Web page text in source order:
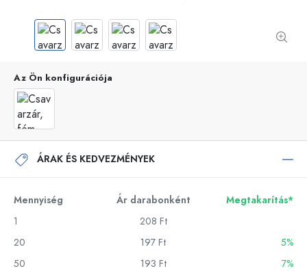
Az Ön konfigurációja
ÁRAK ÉS KEDVEZMÉNYEK
Mennyiség Ár darabonként
Megtakarítás*
1
208 Ft
20
197 Ft
5%
50
193 Ft
7%